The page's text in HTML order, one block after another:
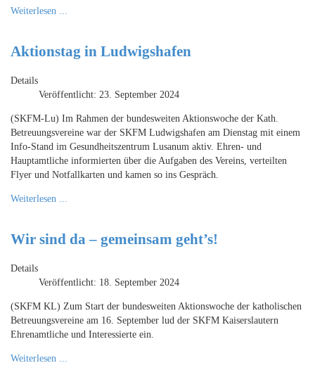
Weiterlesen ...
Aktionstag in Ludwigshafen
Details
Veröffentlicht: 23. September 2024
(SKFM-Lu) Im Rahmen der bundesweiten Aktionswoche der Kath.
Betreuungsvereine war der SKFM Ludwigshafen am Dienstag mit einem
Info-Stand im Gesundheitszentrum Lusanum aktiv. Ehren- und
Hauptamtliche informierten über die Aufgaben des Vereins, verteilten
Flyer und Notfallkarten und kamen so ins Gespräch.
Weiterlesen ...
Wir sind da – gemeinsam geht’s!
Details
Veröffentlicht: 18. September 2024
(SKFM KL) Zum Start der bundesweiten Aktionswoche der katholischen
Betreuungsvereine am 16. September lud der SKFM Kaiserslautern
Ehrenamtliche und Interessierte ein.
Weiterlesen ...